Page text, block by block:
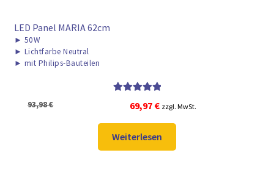
LED Panel MARIA 62cm
► 50W
► Lichtfarbe Neutral
► mit Philips-Bauteilen
von 5
93,98€
Ursprünglicher
Preis
war:
93,98 €
69,97 €Aktueller
Preis
ist:
69,97 €.
zzgl. MwSt.
Weiterlesen